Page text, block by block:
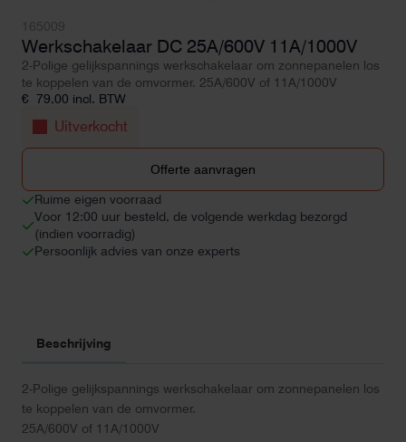
Werkschakelaar DC 25A/600V 11A/1000V
2-Polige gelijkspannings werkschakelaar om zonnepanelen los
te koppelen van de omvormer. 25A/600V of 11A/1000V
€ 79,00 incl. BTW
Uitverkocht
Offerte aanvragen
Ruime eigen voorraad
Voor 12:00 uur besteld, de volgende werkdag bezorgd
(indien voorradig)
Persoonlijk advies van onze experts
Beschrijving
2-Polige gelijkspannings werkschakelaar om zonnepanelen los
te koppelen van de omvormer.
25A/600V of 11A/1000V